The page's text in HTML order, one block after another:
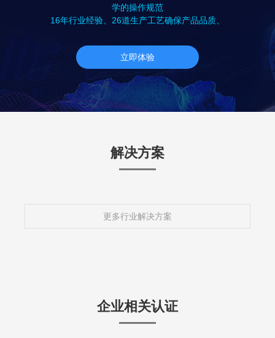
学的操作规范
16年行业经验、26道生产工艺确保产品品质、
立即体验
解决方案
更多行业解决方案
企业相关认证